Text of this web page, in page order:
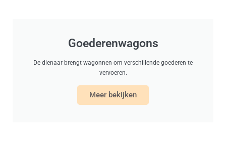
Goederenwagons
De dienaar brengt wagonnen om verschillende goederen te
vervoeren.
Meer bekijken